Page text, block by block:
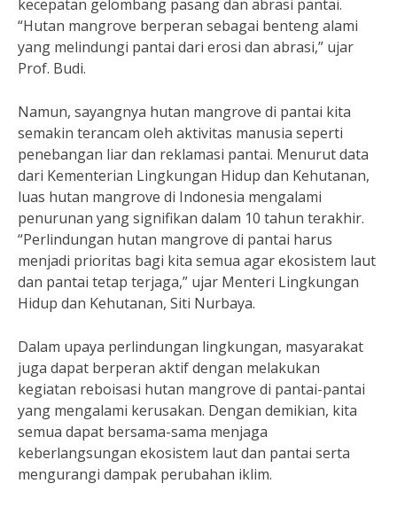
kecepatan gelombang pasang dan abrasi pantai.
“Hutan mangrove berperan sebagai benteng alami
yang melindungi pantai dari erosi dan abrasi,” ujar
Prof. Budi.
Namun, sayangnya hutan mangrove di pantai kita
semakin terancam oleh aktivitas manusia seperti
penebangan liar dan reklamasi pantai. Menurut data
dari Kementerian Lingkungan Hidup dan Kehutanan,
luas hutan mangrove di Indonesia mengalami
penurunan yang signifikan dalam 10 tahun terakhir.
“Perlindungan hutan mangrove di pantai harus
menjadi prioritas bagi kita semua agar ekosistem laut
dan pantai tetap terjaga,” ujar Menteri Lingkungan
Hidup dan Kehutanan, Siti Nurbaya.
Dalam upaya perlindungan lingkungan, masyarakat
juga dapat berperan aktif dengan melakukan
kegiatan reboisasi hutan mangrove di pantai-pantai
yang mengalami kerusakan. Dengan demikian, kita
semua dapat bersama-sama menjaga
keberlangsungan ekosistem laut dan pantai serta
mengurangi dampak perubahan iklim.